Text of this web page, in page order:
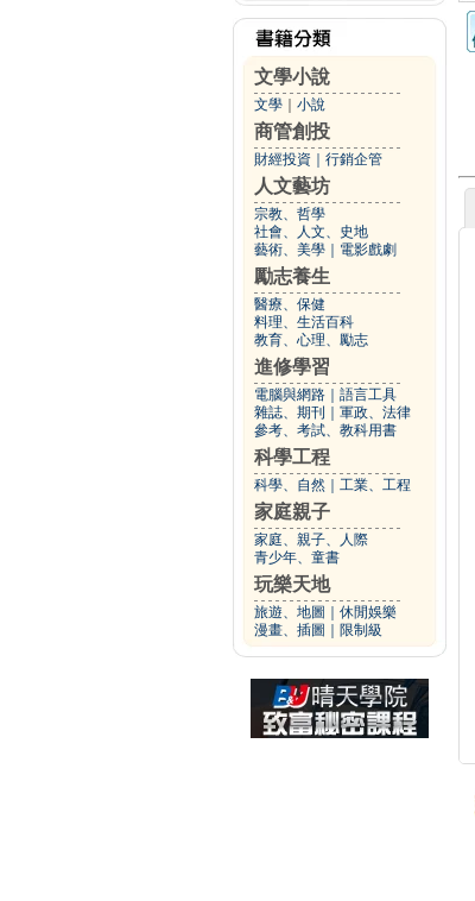
文學小說
文學 小說
商管創投
財經投資 行銷企管
人文藝坊
宗教、哲學
社會、人文、史地
藝術、美學
電影戲劇
勵志養生
醫療、保健
料理、生活百科
教育、心理、勵志
進修學習
電腦與網路
語言工具
雜誌、期刊
軍政、法律
參考、考試、教科用書
科學工程
科學、自然 工業、工程
家庭親子
家庭、親子、人際
青少年、童書
玩樂天地
旅遊、地圖
休閒娛樂
漫畫、插圖
限制級